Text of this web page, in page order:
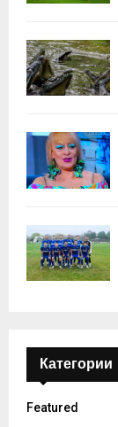
Категории
Featured